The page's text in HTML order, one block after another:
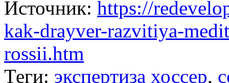
Источник: https://
kak-drayver-razvitiya-
rossii.htm
Теги: экспертиза хоссер,